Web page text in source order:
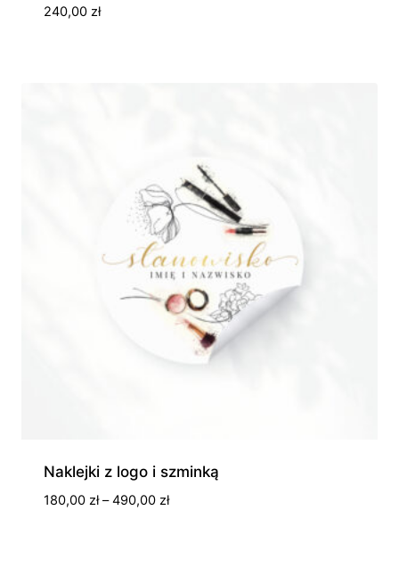
240,00 zł
Naklejki z logo i szminką
180,00 zł – 490,00 złZakres